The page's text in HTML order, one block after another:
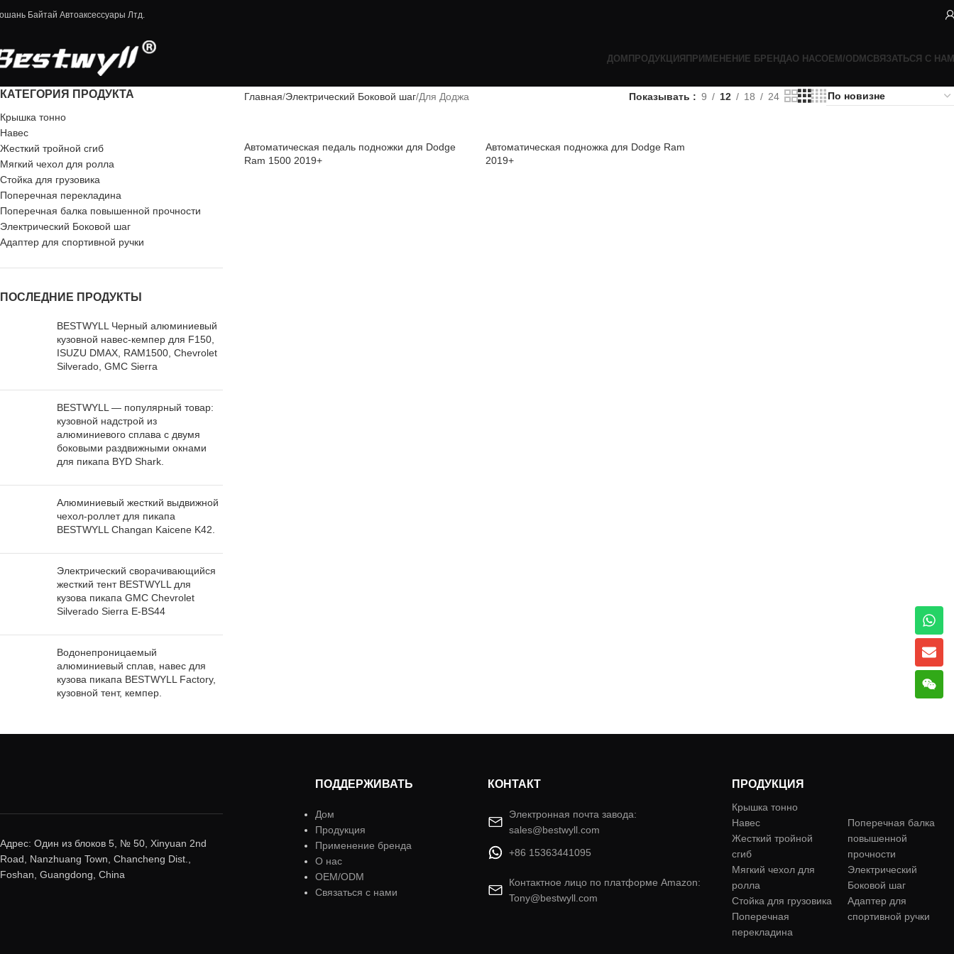
Байтай Автоаксессуары Лтд.
ДОМПРОДУКЦИЯПРИМЕНЕНИЕ БРЕНДАО НАСOEM/ODMСВЯЗАТЬСЯ С
КАТЕГОРИЯ ПРОДУКТА
Крышка тонно
Навес
Жесткий тройной сгиб
Мягкий чехол для ролла
Стойка для грузовика
Поперечная перекладина
Поперечная балка повышенной прочности
Электрический Боковой шаг
Адаптер для спортивной ручки
ПОСЛЕДНИЕ ПРОДУКТЫ
BESTWYLL Черный алюминиевый
кузовной навес-кемпер для F150,
ISUZU DMAX, RAM1500, Chevrolet
Silverado, GMC Sierra
BESTWYLL — популярный товар:
кузовной надстрой из
алюминиевого сплава с двумя
боковыми раздвижными окнами
для пикапа BYD Shark.
Алюминиевый жесткий выдвижной
чехол-роллет для пикапа
BESTWYLL Changan Kaicene K42.
Электрический сворачивающийся
жесткий тент BESTWYLL для
кузова пикапа GMC Chevrolet
Silverado Sierra E-BS44
Водонепроницаемый
алюминиевый сплав, навес для
кузова пикапа BESTWYLL Factory,
кузовной тент, кемпер.
Главная Электрический Боковой шаг Для Доджа Показывать 9 12 18 24
Автоматическая педаль подножки для Dodge
Ram 1500 2019+
Автоматическая подножка для Dodge Ram
2019+
Адрес: Один из блоков 5, № 50, Xinyuan 2nd
Road, Nanzhuang Town, Chancheng Dist.,
Foshan, Guangdong, China
ПОДДЕРЖИВАТЬ
Дом
Продукция
Применение бренда
О нас
OEM/ODM
Связаться с нами
КОНТАКТ
Электронная почта завода:
sales@bestwyll.com
+86 15363441095
Контактное лицо по платформе Amazon:
Tony@bestwyll.com
ПРОДУКЦИЯ
Крышка тонно
Навес
Жесткий тройной
сгиб
Мягкий чехол для
ролла
Стойка для грузовика
Поперечная
Поперечная балка
повышенной
прочности
Электрический
Боковой шаг
Адаптер для
спортивной ручки